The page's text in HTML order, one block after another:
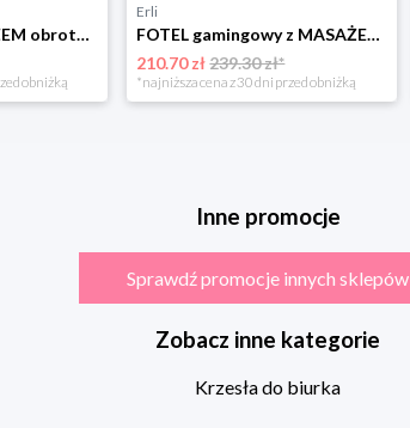
Fotel LED z MASAŻEM obrotowy TKANINA gamingowy KOMPUTEROWY gracza PODNÓŻEK!
obniżką
Erli
FOTEL gamingowy z MASAŻEM pleców KOMPUTEROWY OBROTOWY dla gracza!
210.70 zł239.30 zł*
*najniższa cena z 30 dni przed obniżką
Inne promocje
Sprawdź promocje innych sklepów
Zobacz inne kategorie
Krzesła do biurka